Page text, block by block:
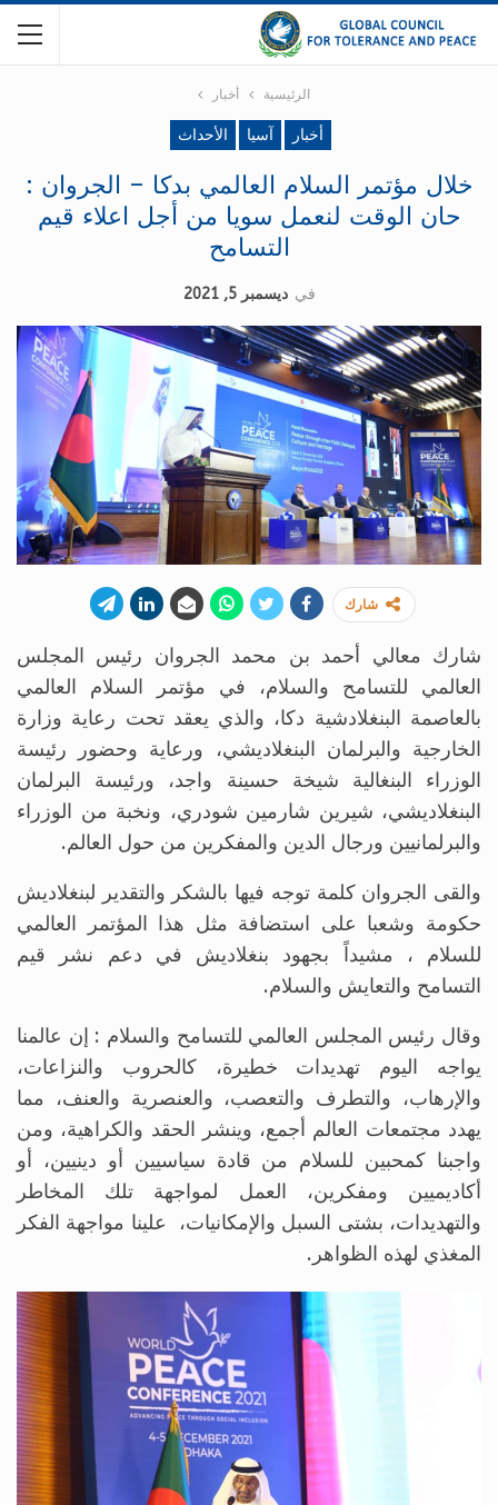
الرئيسية أخبار
أخبار آسيا الأحداث
خلال مؤتمر السلام العالمي بدكا – الجروان :
حان الوقت لنعمل سويا من أجل اعلاء قيم
التسامح
في ديسمبر 5, 2021
شارك
شارك معالي أحمد بن محمد الجروان رئيس المجلس
العالمي للتسامح والسلام، في مؤتمر السلام العالمي
بالعاصمة البنغلادشية دكا، والذي يعقد تحت رعاية وزارة
الخارجية والبرلمان البنغلاديشي، ورعاية وحضور رئيسة
الوزراء البنغالية شيخة حسينة واجد، ورئيسة البرلمان
البنغلاديشي، شيرين شارمين شودري، ونخبة من الوزراء
والبرلمانيين ورجال الدين والمفكرين من حول العالم.
والقى الجروان كلمة توجه فيها بالشكر والتقدير لبنغلاديش
حكومة وشعبا على استضافة مثل هذا المؤتمر العالمي
للسلام ، مشيداً بجهود بنغلاديش في دعم نشر قيم
التسامح والتعايش والسلام.
وقال رئيس المجلس العالمي للتسامح والسلام : إن عالمنا
يواجه اليوم تهديدات خطيرة، كالحروب والنزاعات،
والإرهاب، والتطرف والتعصب، والعنصرية والعنف، مما
يهدد مجتمعات العالم أجمع، وينشر الحقد والكراهية، ومن
واجبنا كمحبين للسلام من قادة سياسيين أو دينيين، أو
أكاديميين ومفكرين، العمل لمواجهة تلك المخاطر
والتهديدات، بشتى السبل والإمكانيات، علينا مواجهة الفكر
المغذي لهذه الظواهر.